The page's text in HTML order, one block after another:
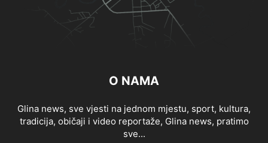
O NAMA
Glina news, sve vjesti na jednom mjestu, sport, kultura,
tradicija, običaji i video reportaže, Glina news, pratimo
sve...